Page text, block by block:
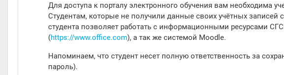
Для доступа к порталу электронного обучения вам необходима
Студентам, которые не получили данные своих учётных записей
студента позволяет работать с информационными ресурсами
(https://www.office.com), а так же системой Moodle.
Напоминаем, что студент несет полную ответственность за
пароль).